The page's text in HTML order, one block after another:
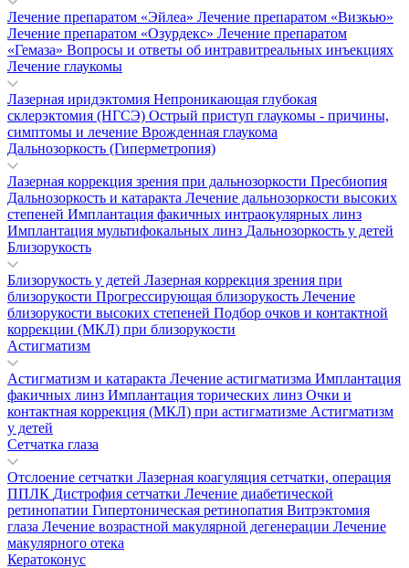
Лечение препаратом «Эйлеа» Лечение препаратом «Визкью»
Лечение препаратом «Озурдекс» Лечение препаратом
«Гемаза» Вопросы и ответы об интравитреальных инъекциях
Лечение глаукомы
Лазерная иридэктомия Непроникающая глубокая
склерэктомия (НГСЭ) Острый приступ глаукомы - причины,
симптомы и лечение Врожденная глаукома
Дальнозоркость (Гиперметропия)
Лазерная коррекция зрения при дальнозоркости Пресбиопия
Дальнозоркость и катаракта Лечение дальнозоркости высоких
степеней Имплантация факичных интраокулярных линз
Имплантация мультифокальных линз Дальнозоркость у детей
Близорукость
Близорукость у детей Лазерная коррекция зрения при
близорукости Прогрессирующая близорукость Лечение
близорукости высоких степеней Подбор очков и контактной
коррекции (МКЛ) при близорукости
Астигматизм
Астигматизм и катаракта Лечение астигматизма Имплантация
факичных линз Имплантация торических линз Очки и
контактная коррекция (МКЛ) при астигматизме Астигматизм
у детей
Сетчатка глаза
Отслоение сетчатки Лазерная коагуляция сетчатки, операция
ППЛК Дистрофия сетчатки Лечение диабетической
ретинопатии Гипертоническая ретинопатия Витрэктомия
глаза Лечение возрастной макулярной дегенерации Лечение
макулярного отека
Кератоконус